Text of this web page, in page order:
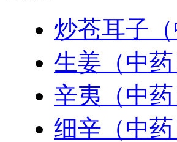
炒苍耳子（
生姜（中药
辛夷（中药
细辛（中药